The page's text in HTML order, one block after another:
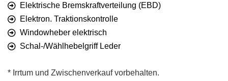
Elektrische Bremskraftverteilung (EBD)
Elektron. Traktionskontrolle
Windowheber elektrisch
Schal-/Wählhebelgriff Leder
* Irrtum und Zwischenverkauf vorbehalten.